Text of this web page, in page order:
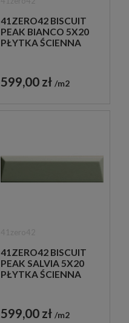
41ZERO42 BISCUIT
PEAK BIANCO 5X20
PŁYTKA ŚCIENNA
599,00 zł m2
41ZERO42 BISCUIT
PEAK SALVIA 5X20
PŁYTKA ŚCIENNA
599,00 zł m2